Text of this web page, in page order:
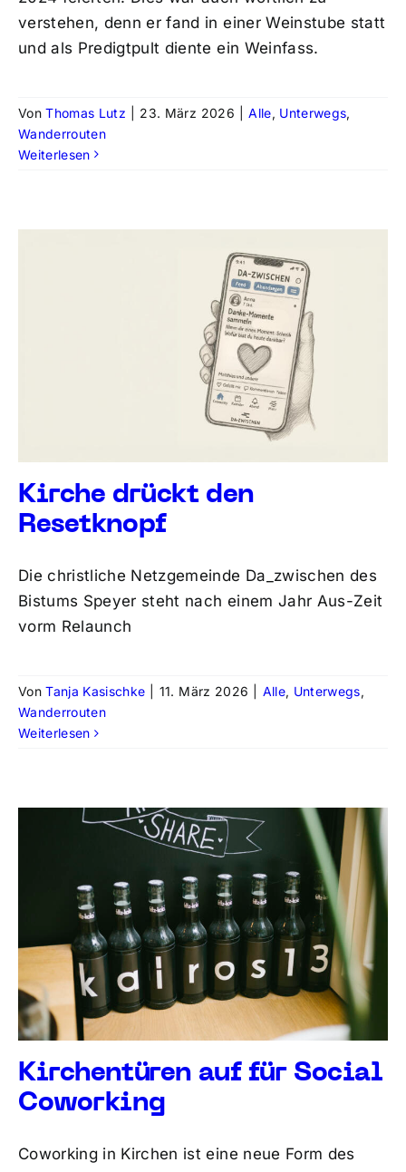
verstehen, denn er fand in einer Weinstube statt
und als Predigtpult diente ein Weinfass.
VonThomas Lutz 23. März 2026 Alle, Unterwegs,
Wanderrouten
Weiterlesen
Kirche drückt den
Resetknopf
Die christliche Netzgemeinde Da_zwischen des
Bistums Speyer steht nach einem Jahr Aus-Zeit
vorm Relaunch
VonTanja Kasischke 11. März 2026 Alle, Unterwegs,
Wanderrouten
Weiterlesen
Kirchentüren auf für Social
Coworking
Coworking in Kirchen ist eine neue Form des